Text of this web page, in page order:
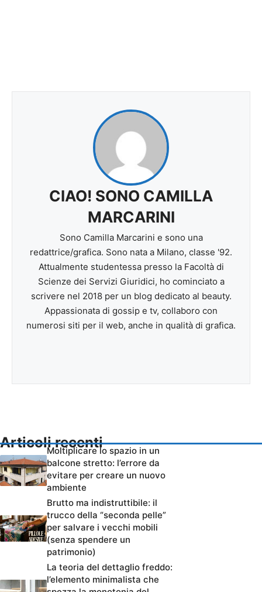
CIAO! SONO CAMILLA
MARCARINI
Sono Camilla Marcarini e sono una
redattrice/grafica. Sono nata a Milano, classe '92.
Attualmente studentessa presso la Facoltà di
Scienze dei Servizi Giuridici, ho cominciato a
scrivere nel 2018 per un blog dedicato al beauty.
Appassionata di gossip e tv, collaboro con
numerosi siti per il web, anche in qualità di grafica.
Articoli recenti
Moltiplicare lo spazio in un
balcone stretto: l’errore da
evitare per creare un nuovo
ambiente
Brutto ma indistruttibile: il
trucco della “seconda pelle”
per salvare i vecchi mobili
(senza spendere un
patrimonio)
La teoria del dettaglio freddo:
l’elemento minimalista che